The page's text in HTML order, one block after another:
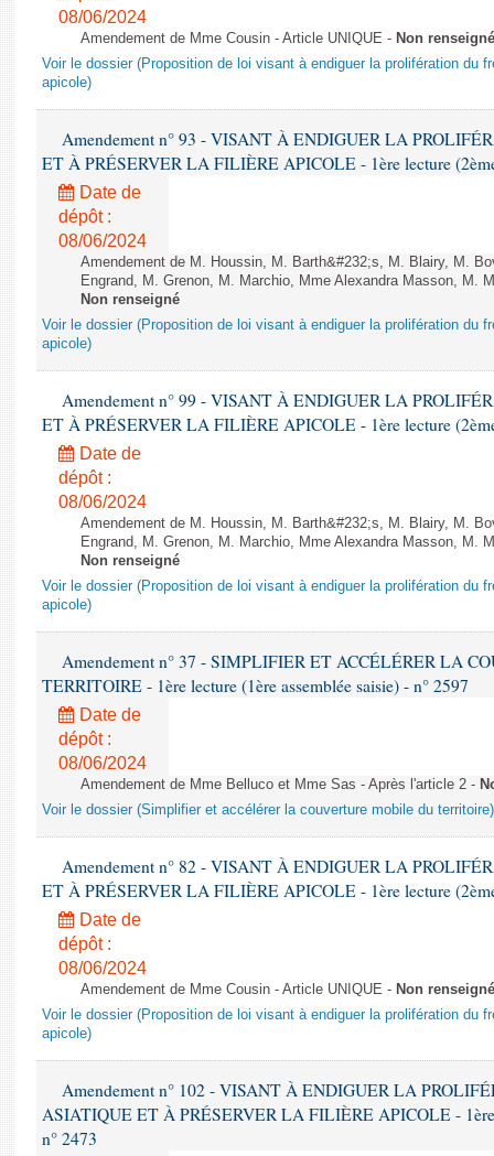
08/06/2024
Amendement de Mme Cousin - Article UNIQUE - Non renseigné
Voir le dossier (Proposition de loi visant à endiguer la prolifération du
apicole)
Amendement n° 93 - VISANT À ENDIGUER LA
ET À PRÉSERVER LA FILIÈRE APICOLE - 1ère lecture
Date de
dépôt :
08/06/2024
Amendement de M. Houssin, M. Barth&#232;s, M. Blairy, M.
Engrand, M. Grenon, M. Marchio, Mme Alexandra Masson, M.
Non renseigné
Voir le dossier (Proposition de loi visant à endiguer la prolifération du
apicole)
Amendement n° 99 - VISANT À ENDIGUER LA
ET À PRÉSERVER LA FILIÈRE APICOLE - 1ère lecture
Date de
dépôt :
08/06/2024
Amendement de M. Houssin, M. Barth&#232;s, M. Blairy, M.
Engrand, M. Grenon, M. Marchio, Mme Alexandra Masson, M.
Non renseigné
Voir le dossier (Proposition de loi visant à endiguer la prolifération du
apicole)
Amendement n° 37 - SIMPLIFIER ET ACCÉLÉRER LA
TERRITOIRE - 1ère lecture (1ère assemblée saisie) - n° 2597
Date de
dépôt :
08/06/2024
Amendement de Mme Belluco et Mme Sas - Après l'article 2 -
Voir le dossier (Simplifier et accélérer la couverture mobile du territoire)
Amendement n° 82 - VISANT À ENDIGUER LA
ET À PRÉSERVER LA FILIÈRE APICOLE - 1ère lecture
Date de
dépôt :
08/06/2024
Amendement de Mme Cousin - Article UNIQUE - Non renseigné
Voir le dossier (Proposition de loi visant à endiguer la prolifération du
apicole)
Amendement n° 102 - VISANT À ENDIGUER LA
ASIATIQUE ET À PRÉSERVER LA FILIÈRE APICOLE - 1ère
n° 2473